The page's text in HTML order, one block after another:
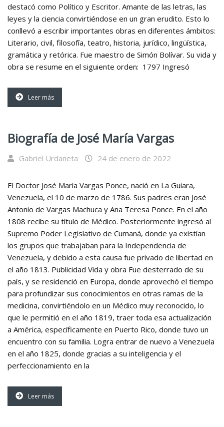
destacó como Político y Escritor. Amante de las letras, las
leyes y la ciencia convirtiéndose en un gran erudito. Esto lo
conllevó a escribir importantes obras en diferentes ámbitos:
Literario, civil, filosofía, teatro, historia, jurídico, lingüística,
gramática y retórica. Fue maestro de Simón Bolívar. Su vida y
obra se resume en el siguiente orden: 1797 Ingresó
Leer más
Biografía de José María Vargas
Gabriel Urdaneta 24 de enero de 2022
El Doctor José María Vargas Ponce, nació en La Guiara,
Venezuela, el 10 de marzo de 1786. Sus padres eran José
Antonio de Vargas Machuca y Ana Teresa Ponce. En el año
1808 recibe su título de Médico. Posteriormente ingresó al
Supremo Poder Legislativo de Cumaná, donde ya existían
los grupos que trabajaban para la Independencia de
Venezuela, y debido a esta causa fue privado de libertad en
el año 1813. Publicidad Vida y obra Fue desterrado de su
país, y se residenció en Europa, donde aprovechó el tiempo
para profundizar sus conocimientos en otras ramas de la
medicina, convirtiéndolo en un Médico muy reconocido, lo
que le permitió en el año 1819, traer toda esa actualización
a América, específicamente en Puerto Rico, donde tuvo un
encuentro con su familia. Logra entrar de nuevo a Venezuela
en el año 1825, donde gracias a su inteligencia y el
perfeccionamiento en la
Leer más